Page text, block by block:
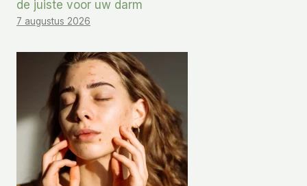
de juiste voor uw darm
7 augustus 2026